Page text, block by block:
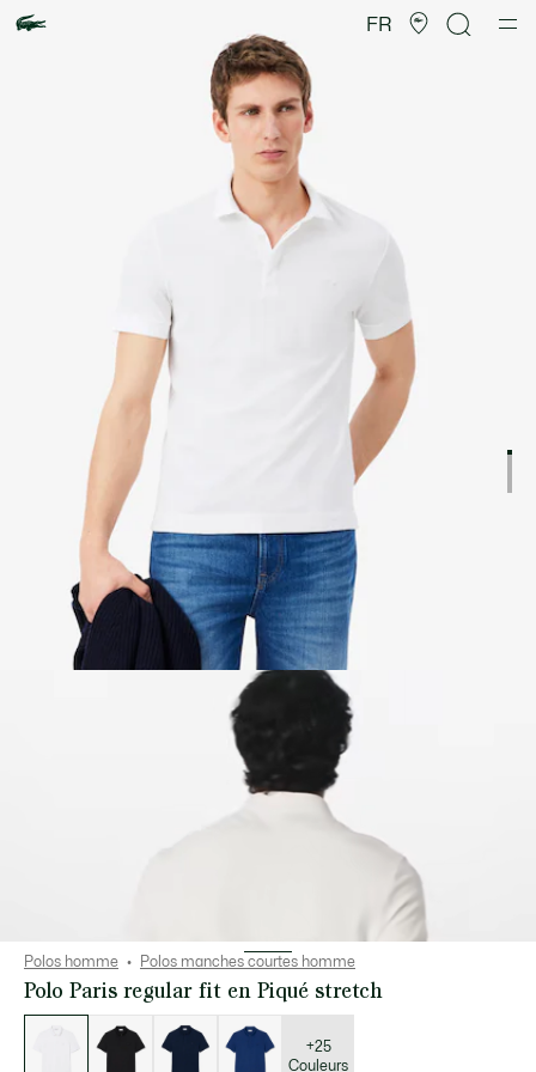
FR
d’images
produit
Polos homme Polos manches courtes homme
Polo Paris regular fit en Piqué stretch
+25
Couleurs